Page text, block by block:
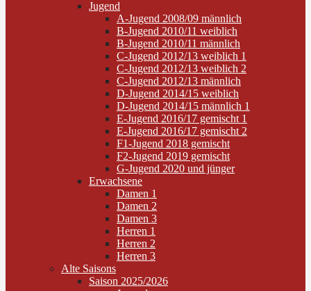
Jugend
A-Jugend 2008/09 männlich
B-Jugend 2010/11 weiblich
B-Jugend 2010/11 männlich
C-Jugend 2012/13 weiblich 1
C-Jugend 2012/13 weiblich 2
C-Jugend 2012/13 männlich
D-Jugend 2014/15 weiblich
D-Jugend 2014/15 männlich 1
E-Jugend 2016/17 gemischt 1
E-Jugend 2016/17 gemischt 2
F1-Jugend 2018 gemischt
F2-Jugend 2019 gemischt
G-Jugend 2020 und jünger
Erwachsene
Damen 1
Damen 2
Damen 3
Herren 1
Herren 2
Herren 3
Alte Saisons
Saison 2025/2026